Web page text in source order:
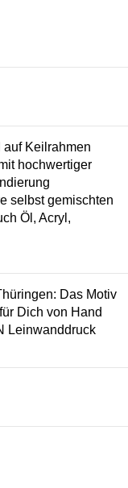
Keilrahmen
hochwertiger
selbst gemischten
Öl, Acryl,
Das Motiv
Dich von Hand
Leinwanddruck